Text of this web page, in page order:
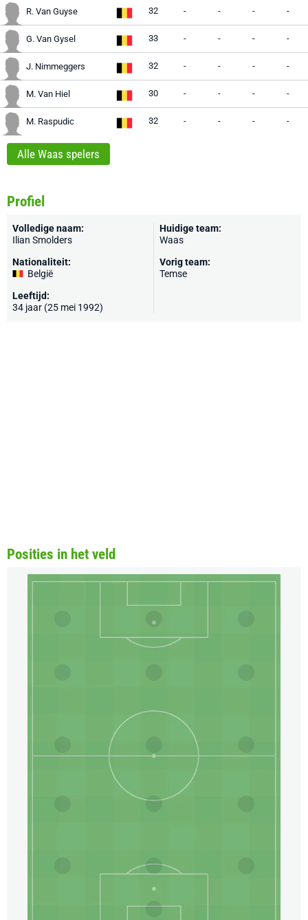
R. Van Guyse 32 - - - -
G. Van Gysel 33 - - - -
J. Nimmeggers 32 - - - -
M. Van Hiel 30 - - - -
M. Raspudic 32 - - - -
Alle Waas spelers
Profiel
Volledige naam:
Ilian Smolders
Nationaliteit:
België
Leeftijd:
34 jaar (25 mei 1992)
Huidige team:
Waas
Vorig team:
Temse
Posities in het veld